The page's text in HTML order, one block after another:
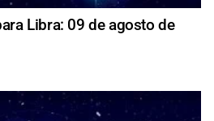
Libra: 09 de agosto de